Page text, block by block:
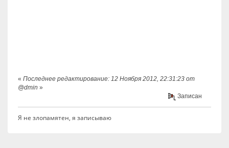
« Последнее редактирование: 12 Ноября 2012, 22:31:23 от
@dmin »
Записан
Я не злопамятен, я записываю